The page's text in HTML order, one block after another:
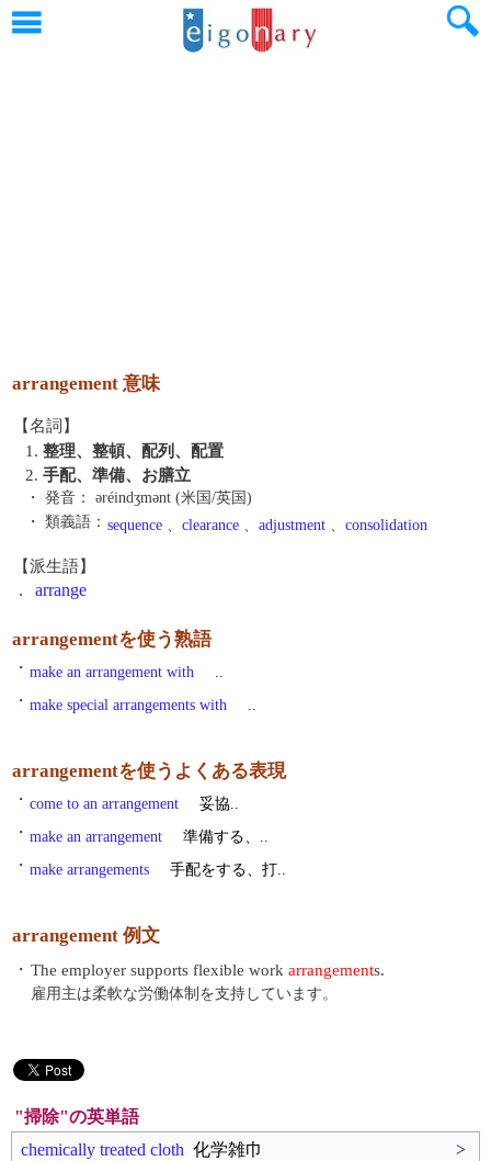
arrangement 意味
【名詞】
1. 整理、整頓、配列、配置
2. 手配、準備、お膳立
・ 発音：
əréindʒmənt (米国/英国)
・ 類義語： sequence 、 clearance 、 adjustment 、 consolidation
【派生語】
. arrange
arrangementを使う熟語
・ make an arrangement with
..
・ make special arrangements with ..
arrangementを使うよくある表現
・ come to an arrangement
妥協..
・ make an arrangement
準備する、..
・ make arrangements 手配をする、打..
arrangement 例文
・ The employer supports flexible work arrangements.
雇用主は柔軟な労働体制を支持しています。
"掃除"の英単語
chemically treated cloth 化学雑巾
>